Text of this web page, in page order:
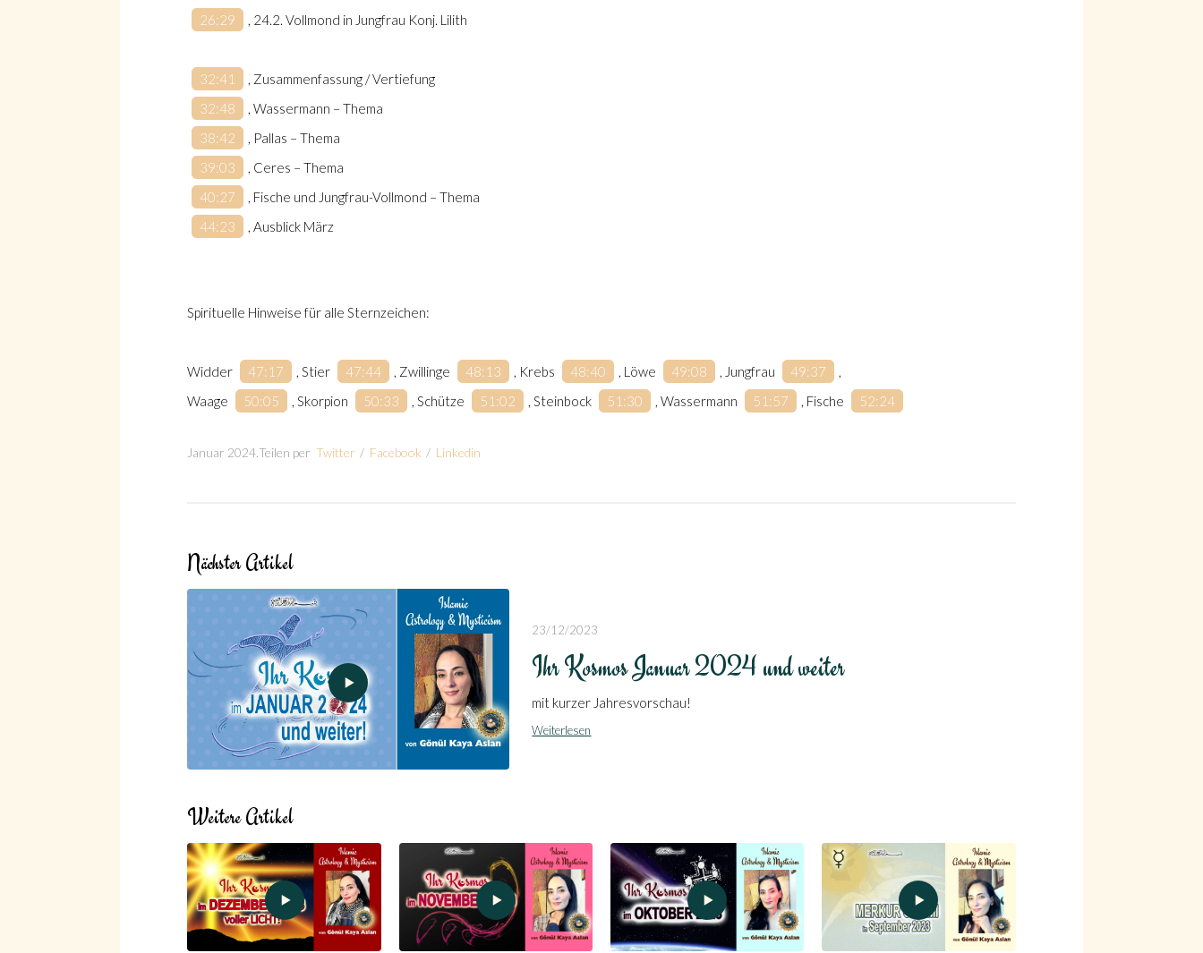
26:29 , 24.2. Vollmond in Jungfrau Konj. Lilith
32:41
, Zusammenfassung / Vertiefung
32:48
, Wassermann – Thema
38:42
, Pallas – Thema
39:03
, Ceres – Thema
40:27
, Fische und Jungfrau-Vollmond – Thema
44:23
, Ausblick März
Spirituelle Hinweise für alle Sternzeichen:
Widder 47:17 , Stier 47:44 , Zwillinge 48:13 , Krebs 48:40 , Löwe 49:08 , Jungfrau 49:37
,
Waage
50:05 , Skorpion 50:33 , Schütze 51:02 , Steinbock 51:30 , Wassermann 51:57 , Fische 52:24
Januar 2024.Teilen per Twitter / Facebook / Linkedin
Nächster Artikel
23/12/2023
Ihr Kosmos Januar 2024 und weiter
mit kurzer Jahresvorschau!
Weiterlesen
Weitere Artikel